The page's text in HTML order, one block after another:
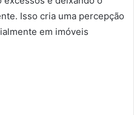
Isso cria uma percepção
em imóveis